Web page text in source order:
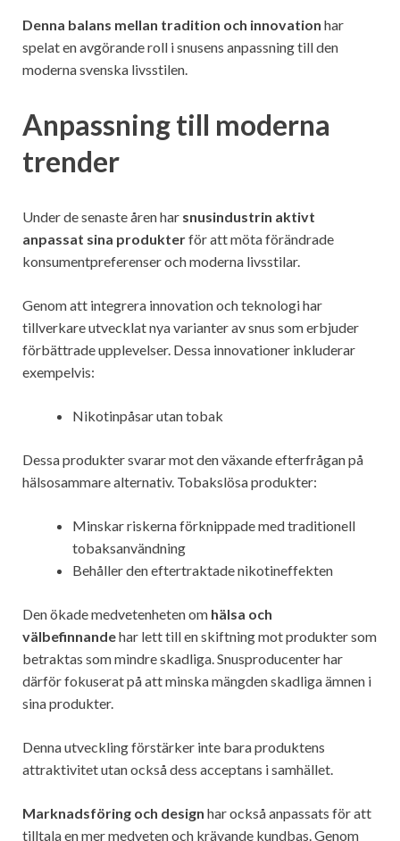
Denna balans mellan tradition och innovation har
spelat en avgörande roll i snusens anpassning till den
moderna svenska livsstilen.
Anpassning till moderna
trender
Under de senaste åren har snusindustrin aktivt
anpassat sina produkterför att möta förändrade
konsumentpreferenser och moderna livsstilar.
Genom att integrera innovation och teknologi har
tillverkare utvecklat nya varianter av snus som erbjuder
förbättrade upplevelser. Dessa innovationer inkluderar
exempelvis:
Nikotinpåsar utan tobak
Dessa produkter svarar mot den växande efterfrågan på
hälsosammare alternativ. Tobakslösa produkter:
Minskar riskerna förknippade med traditionell
tobaksanvändning
Behåller den eftertraktade nikotineffekten
Den ökade medvetenheten om hälsa och
välbefinnandehar lett till en skiftning mot produkter som
betraktas som mindre skadliga. Snusproducenter har
därför fokuserat på att minska mängden skadliga ämnen i
sina produkter.
Denna utveckling förstärker inte bara produktens
attraktivitet utan också dess acceptans i samhället.
Marknadsföring och design har också anpassats för att
tilltala en mer medveten och krävande kundbas. Genom